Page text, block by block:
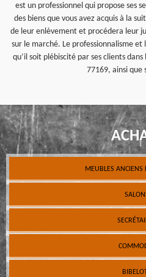
est un professionnel qui propose ses
des biens que vous avez acquis à la
de leur enlèvement et procédera leur
sur le marché. Le professionnalisme
qu’il soit plébiscité par ses clients
77169, ainsi que
MEUBLES ANCIENS